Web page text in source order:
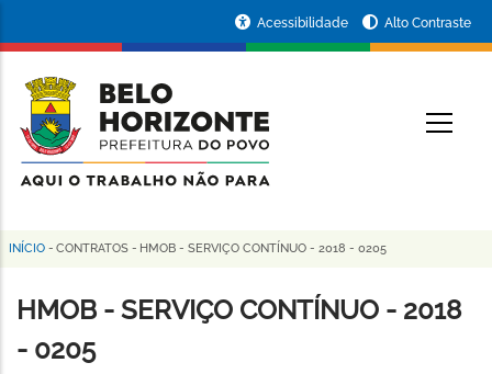
conteúdo
principal
da
Prefeitura
de
Horizonte
Acessibilidade Alto Contraste
Trilha
de
navegação
INÍCIO - CONTRATOS - HMOB - SERVIÇO CONTÍNUO - 2018 - 0205
HMOB - SERVIÇO CONTÍNUO - 2018
- 0205